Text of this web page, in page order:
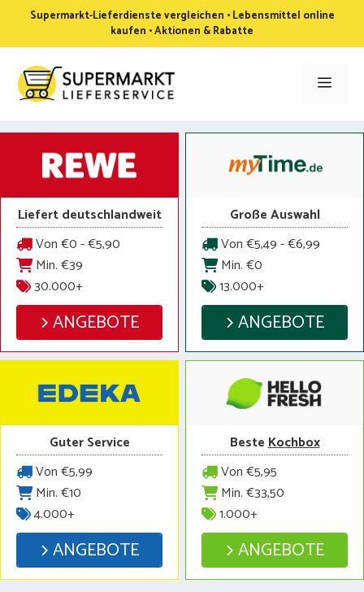
springen
Supermarkt-Lieferdienste vergleichen • Lebensmittel online
kaufen • Aktionen & Rabatte
Menü
Liefert deutschlandweit
Von €0 - €5,90
Min. €39
30.000+
ANGEBOTE
Große Auswahl
Von €5,49 - €6,99
Min. €0
13.000+
ANGEBOTE
Guter Service
Von €5,99
Min. €10
4.000+
ANGEBOTE
BesteKochbox
Von €5,95
Min. €33,50
1.000+
ANGEBOTE